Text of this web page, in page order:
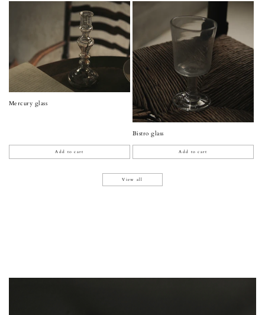
Mercury glass
Add to cart
Bistro glass
Add to cart
View all